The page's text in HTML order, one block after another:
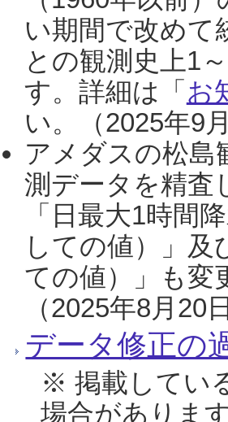
い期間で改めて
との観測史上1
す。詳細は「 お
い。（2025年9
アメダスの松島
測データを精査
「日最大1時間
しての値）」及
ての値）」も変
（2025年8月20日
データ修正の
※ 掲載してい
場合がありま